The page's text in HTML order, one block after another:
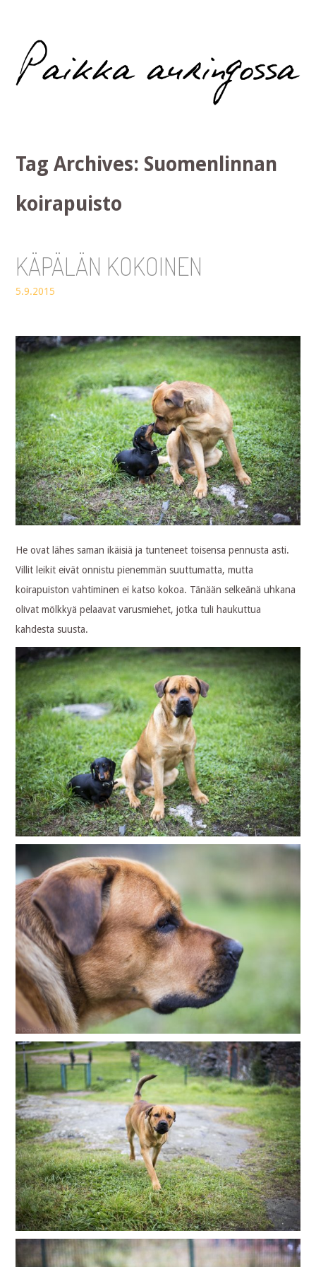
Paikka auringossa
Tag Archives: Suomenlinnan
koirapuisto
KÄPÄLÄN KOKOINEN
5.9.2015
He ovat lähes saman ikäisiä ja tunteneet toisensa pennusta asti.
Villit leikit eivät onnistu pienemmän suuttumatta, mutta
koirapuiston vahtiminen ei katso kokoa. Tänään selkeänä uhkana
olivat mölkkyä pelaavat varusmiehet, jotka tuli haukuttua
kahdesta suusta.